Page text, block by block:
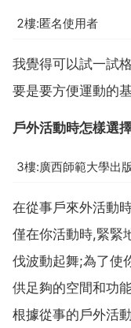
2樓:匿名使用者
我覺得可以試一試
要是要方便運動的
戶外活動時怎樣選
3樓:廣西師範大學出
在從事戶來外活動
僅在你活動時,緊緊
伐波動起舞;為了使
供足夠的空間和功
根據從事的戶外活